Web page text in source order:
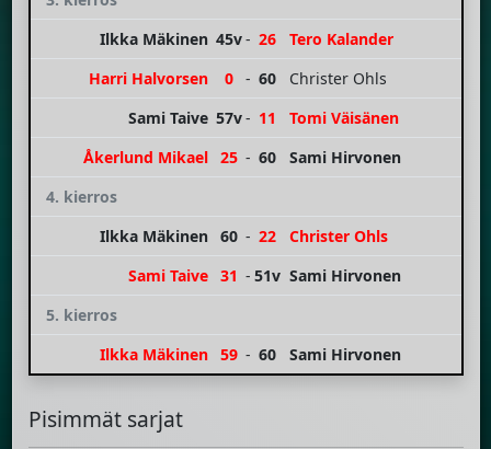
Ilkka Mäkinen 45v- 26
Tero Kalander
Harri Halvorsen
0 - 60
Christer Ohls
Sami Taive 57v- 11
Tomi Väisänen
Åkerlund Mikael
25 - 60
Sami Hirvonen
4. kierros
Ilkka Mäkinen
60 - 22
Christer Ohls
Sami Taive
31 - 51v Sami Hirvonen
5. kierros
Ilkka Mäkinen
59 - 60 Sami Hirvonen
Pisimmät sarjat